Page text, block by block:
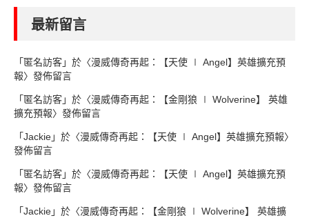
最新留言
「匿名訪客」於〈漫威傳奇再起：【天使 ∣ Angel】英雄擴充預
報〉發佈留言
「匿名訪客」於〈漫威傳奇再起：【金剛狼 ∣ Wolverine】 英雄
擴充預報〉發佈留言
「Jackie」於〈漫威傳奇再起：【天使 ∣ Angel】英雄擴充預報〉
發佈留言
「匿名訪客」於〈漫威傳奇再起：【天使 ∣ Angel】英雄擴充預
報〉發佈留言
「Jackie」於〈漫威傳奇再起：【金剛狼 ∣ Wolverine】 英雄擴